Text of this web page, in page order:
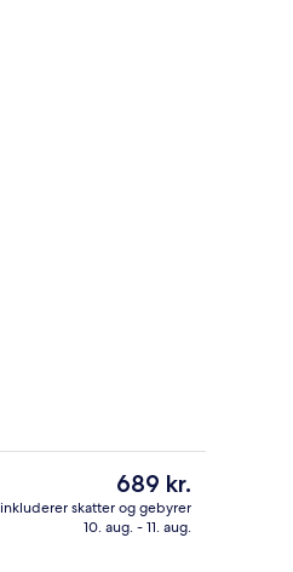
Den
nuværende
pris
689 kr.
inkluderer skatter og gebyrer
10. aug. - 11. aug.